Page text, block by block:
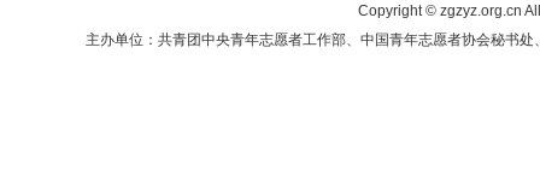
Copyright © zgzyz.org.cn
主办单位：共青团中央青年志愿者工作部、中国青年志愿者协会秘书处